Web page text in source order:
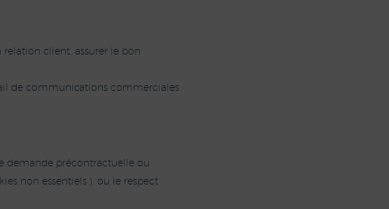
relation client, assurer le bon
de communications commerciales
demande précontractuelle ou
non essentiels ), ou le respect